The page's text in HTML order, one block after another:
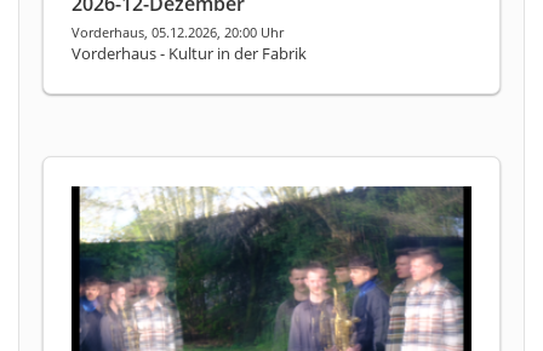
Vorderhaus, 05.12.2026, 20:00 Uhr
Vorderhaus - Kultur in der Fabrik